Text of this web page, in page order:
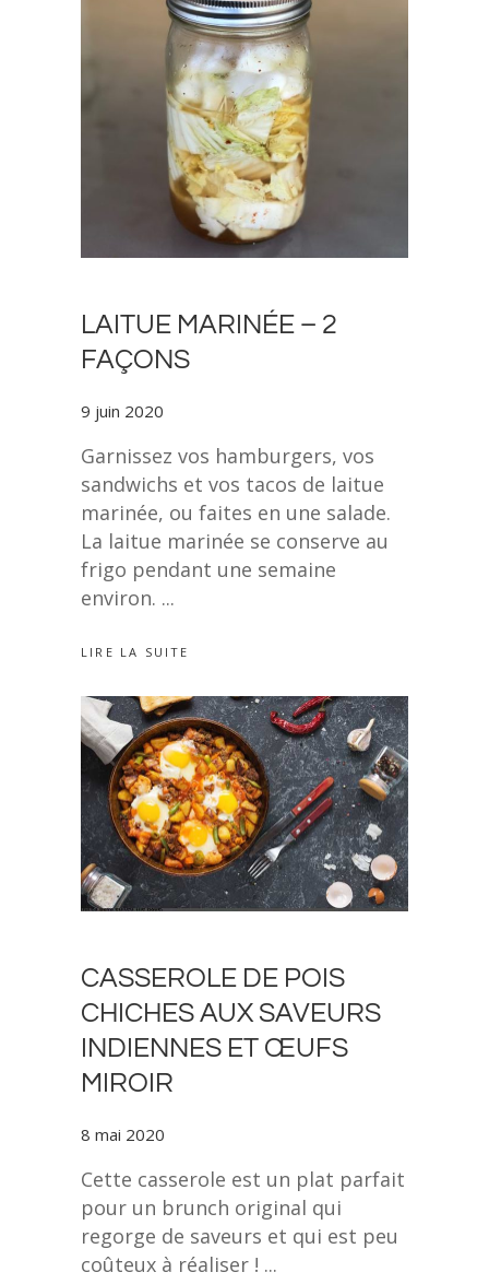
LAITUE MARINÉE – 2
FAÇONS
9 juin 2020
Garnissez vos hamburgers, vos
sandwichs et vos tacos de laitue
marinée, ou faites en une salade.
La laitue marinée se conserve au
frigo pendant une semaine
environ.
LIRE LA SUITE
CASSEROLE DE POIS
CHICHES AUX SAVEURS
INDIENNES ET ŒUFS
MIROIR
8 mai 2020
Cette casserole est un plat parfait
pour un brunch original qui
regorge de saveurs et qui est peu
coûteux à réaliser !